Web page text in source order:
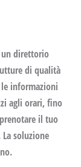
un direttorio
di qualità
informazioni
agli orari, fino
il tuo
soluzione